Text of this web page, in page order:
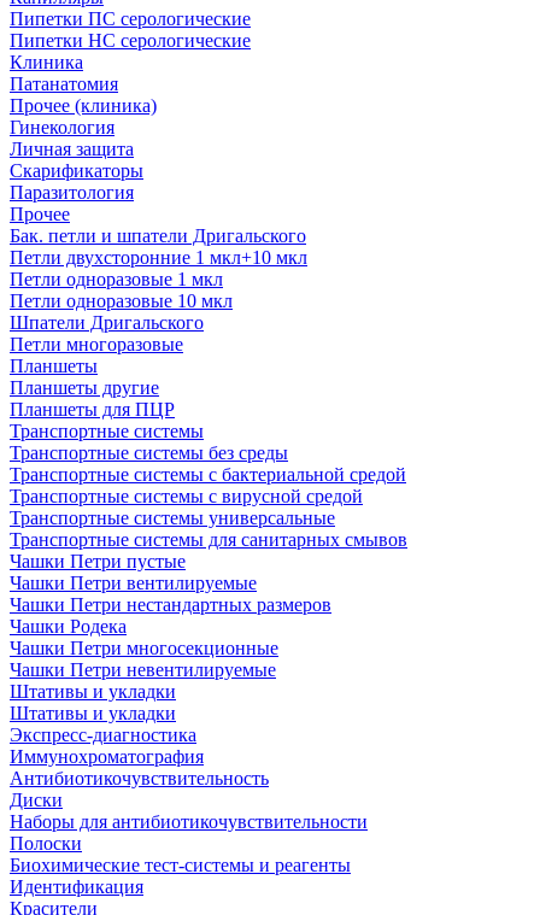
Пипетки ПС серологические
Пипетки НС серологические
Клиника
Патанатомия
Прочее (клиника)
Гинекология
Личная защита
Скарификаторы
Паразитология
Прочее
Бак. петли и шпатели Дригальского
Петли двухсторонние 1 мкл+10 мкл
Петли одноразовые 1 мкл
Петли одноразовые 10 мкл
Шпатели Дригальского
Петли многоразовые
Планшеты
Планшеты другие
Планшеты для ПЦР
Транспортные системы
Транспортные системы без среды
Транспортные системы с бактериальной средой
Транспортные системы с вирусной средой
Транспортные системы универсальные
Транспортные системы для санитарных смывов
Чашки Петри пустые
Чашки Петри вентилируемые
Чашки Петри нестандартных размеров
Чашки Родека
Чашки Петри многосекционные
Чашки Петри невентилируемые
Штативы и укладки
Штативы и укладки
Экспресс-диагностика
Иммунохроматография
Антибиотикочувствительность
Диски
Наборы для антибиотикочувствительности
Полоски
Биохимические тест-системы и реагенты
Идентификация
Красители